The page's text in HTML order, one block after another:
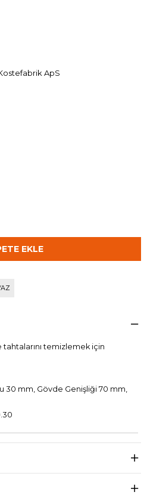
ApS
tahtalarını temizlemek için
30 mm, Gövde Genişliği 70 mm,